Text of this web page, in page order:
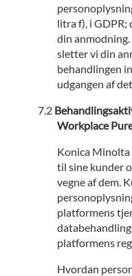
litra f), i GDPR;
din
sletter vi din
behandlingen
udgangen af
Workplace
Konica
til sine kunder
vegne af dem.
platformens
platformens
Hvordan